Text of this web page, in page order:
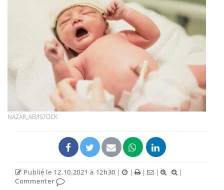
NAZAR_AB/ISTOCK
Publié le 12.10.2021 à 12h30 | | | |
|
Commenter